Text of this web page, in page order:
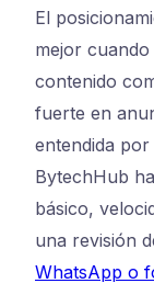
El
mejor
contenido
fuerte en
entendida
BytechHub
básico,
una revisión
WhatsApp o